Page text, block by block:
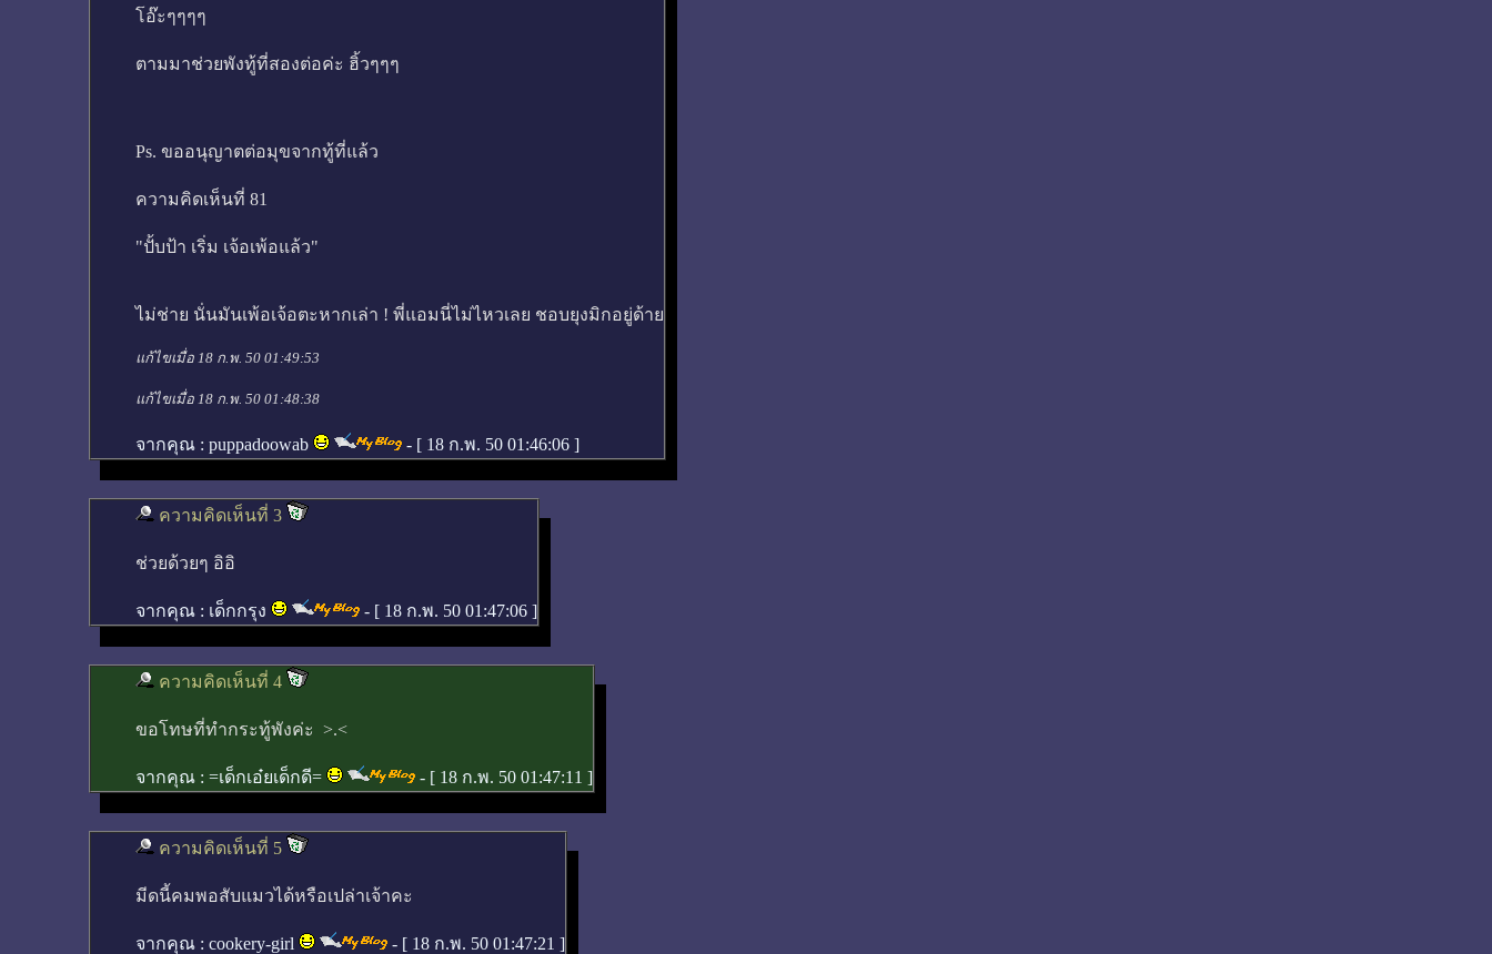
โอ๊ะๆๆๆๆ
ตามมาช่วยพังทู้ที่สองต่อค่ะ ฮิ้วๆๆๆ
Ps. ขออนุญาตต่อมุขจากทู้ที่แล้ว
ความคิดเห็นที่ 81
"ปั้บป้า เริ่ม เจ้อเพ้อแล้ว"
ไม่ช่าย นั่นมันเพ้อเจ้อตะหากเล่า ! พี่แอมนี่ไม่ไหวเลย ชอบยุงมิกอยู่ด้าย
แก้ไขเมื่อ 18 ก.พ. 50 01:49:53
แก้ไขเมื่อ 18 ก.พ. 50 01:48:38
จากคุณ : puppadoowab - [ 18 ก.พ. 50 01:46:06 ]
ความคิดเห็นที่ 3
ช่วยด้วยๆ อิอิ
จากคุณ : เด็กกรุง - [ 18 ก.พ. 50 01:47:06 ]
ความคิดเห็นที่ 4
ขอโทษที่ทำกระทู้พังค่ะ >.<
จากคุณ : =เด็กเอ๋ยเด็กดี= - [ 18 ก.พ. 50 01:47:11 ]
ความคิดเห็นที่ 5
มีดนี้คมพอสับแมวได้หรือเปล่าเจ้าคะ
จากคุณ : cookery-girl - [ 18 ก.พ. 50 01:47:21 ]